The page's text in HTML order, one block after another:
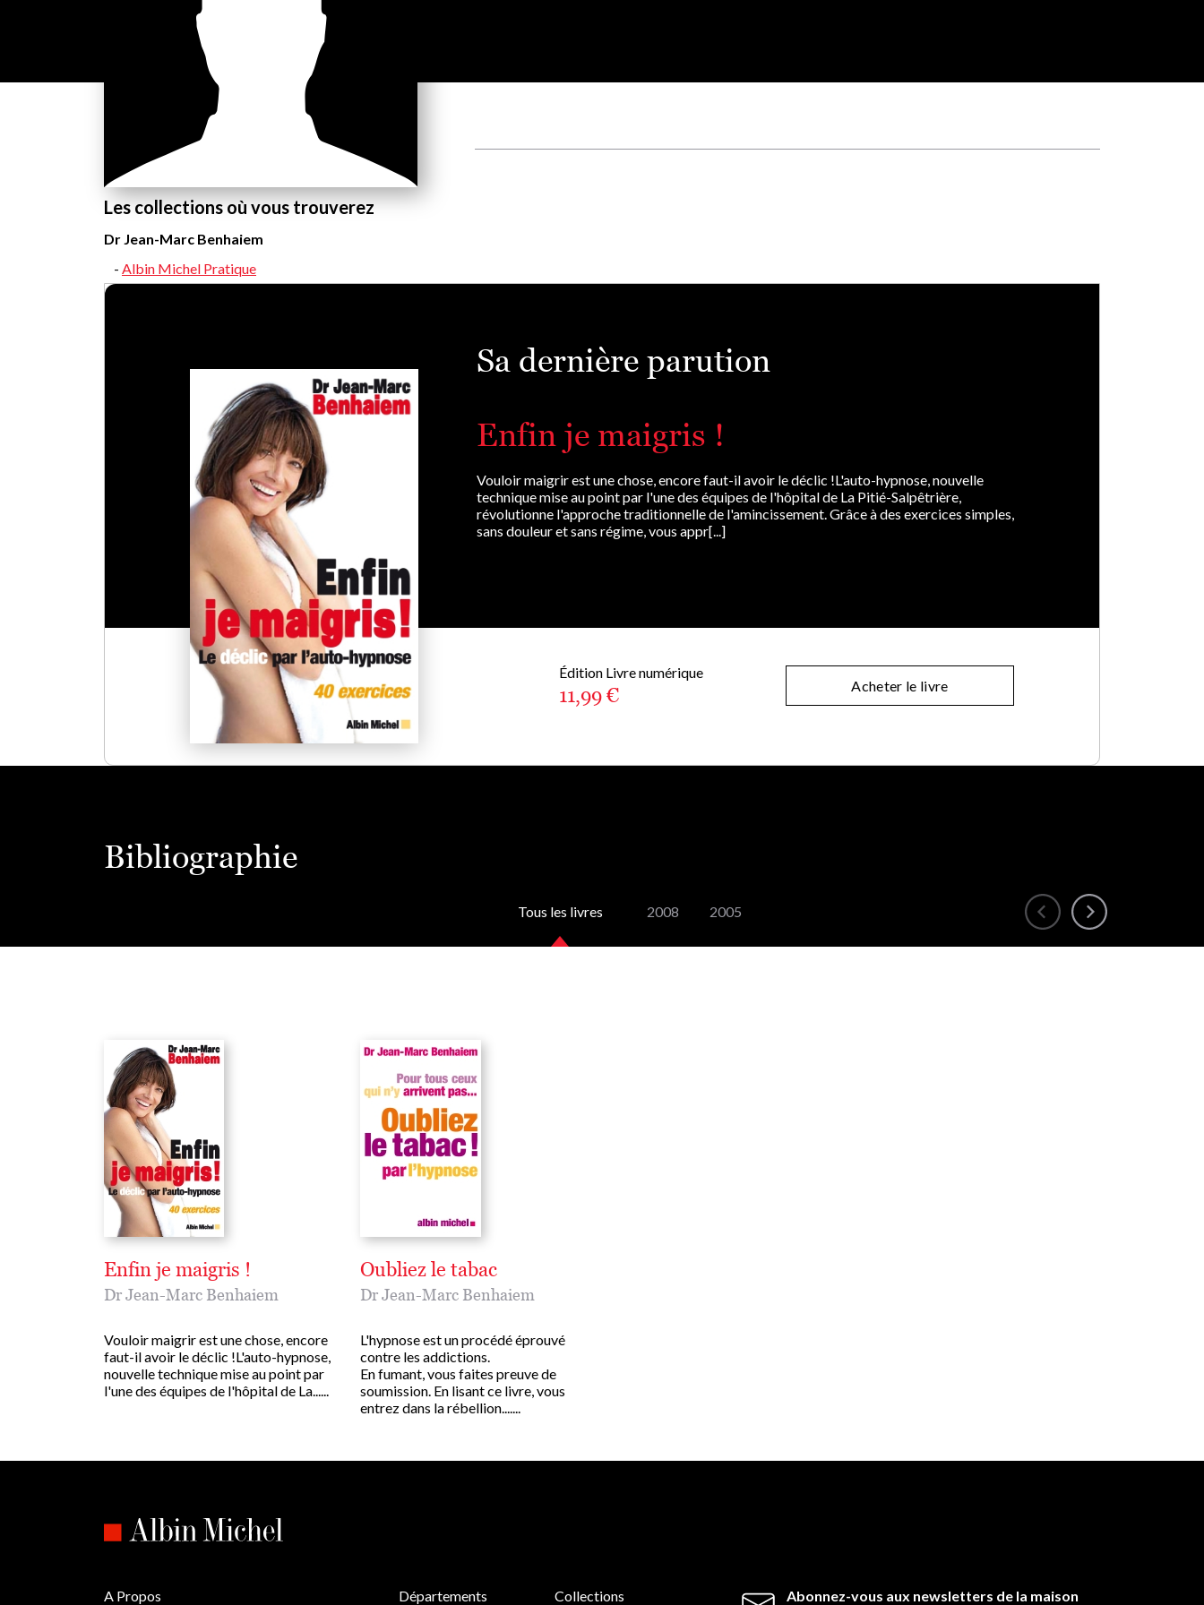
Les collections où vous trouverez
Dr Jean-Marc Benhaiem
Albin Michel Pratique
Sa dernière parution
Enfin je maigris !
Vouloir maigrir est une chose, encore faut-il avoir le déclic !L'auto-hypnose, nouvelle
technique mise au point par l'une des équipes de l'hôpital de La Pitié-Salpêtrière,
révolutionne l'approche traditionnelle de l'amincissement. Grâce à des exercices simples,
sans douleur et sans régime, vous appr[...]
Édition Livre numérique
11,99 € Acheter le livre
Bibliographie
Tous les livres 2008 2005
Enfin je maigris !
Dr Jean-Marc Benhaiem
Vouloir maigrir est une chose, encore
faut-il avoir le déclic !L'auto-hypnose,
nouvelle technique mise au point par
l'une des équipes de l'hôpital de La......
Oubliez le tabac
Dr Jean-Marc Benhaiem
L'hypnose est un procédé éprouvé
contre les addictions.
En fumant, vous faites preuve de
soumission. En lisant ce livre, vous
entrez dans la rébellion.......
Abonnez-vous aux newsletters de la maison
A Propos Départements Collections